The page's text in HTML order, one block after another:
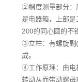
②稠度测量部分：
是电器箱，上部是
200的同心圆的不
③立柱：有螺旋副
成。
④工作原理：由电
转动从而带动螺